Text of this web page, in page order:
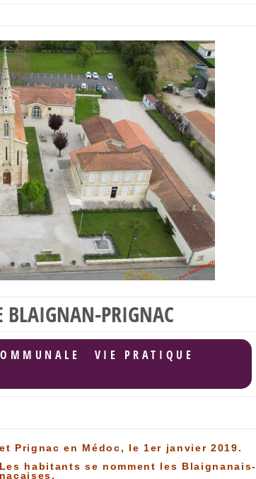
BLAIGNAN-PRIGNAC
VIE PRATIQUE
Prignac en Médoc, le 1er janvier 2019.
habitants se nomment les Blaignanais-